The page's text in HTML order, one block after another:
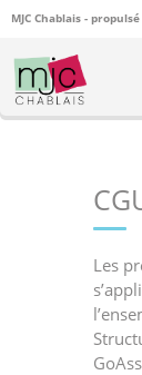
MJC Chablais -
Les